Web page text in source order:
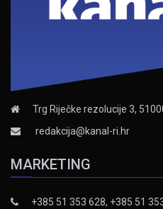
Trg Riječke rezolucije 3,
redakcija@kanal-ri.hr
MARKETING
+385 51 353 628, +385 51